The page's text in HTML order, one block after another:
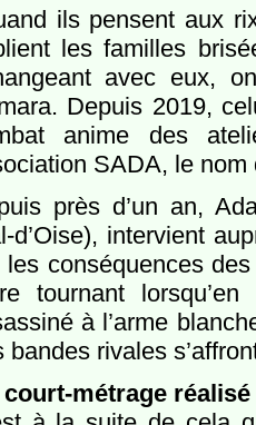
ils pensent aux
les familles
avec eux,
Depuis 2019,
anime des
SADA, le
près d’un an,
d’Oise), intervient
les conséquences
tournant
à l’arme
bandes rivales
court-métrage